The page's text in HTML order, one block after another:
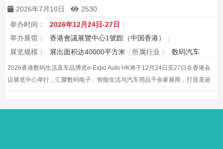
2026年7月10日
2530
举办时间：
2026年12月24日-27日
举办展馆：
香港會議展覽中心1號館（中国香港）
展览规模：
展出面积达40000平方米 所属行业： 数码汽车
2026香港数码生活及车品博览e-Expo Auto HK将于12月24日至27日在香港会
议展览中心举行，汇聚数码电子、智能生活与汽车用品千余家展商，打造圣诞
黄金档科技车品一站式采购盛会，欢迎观众与买家到场体验交流，共赴年度科